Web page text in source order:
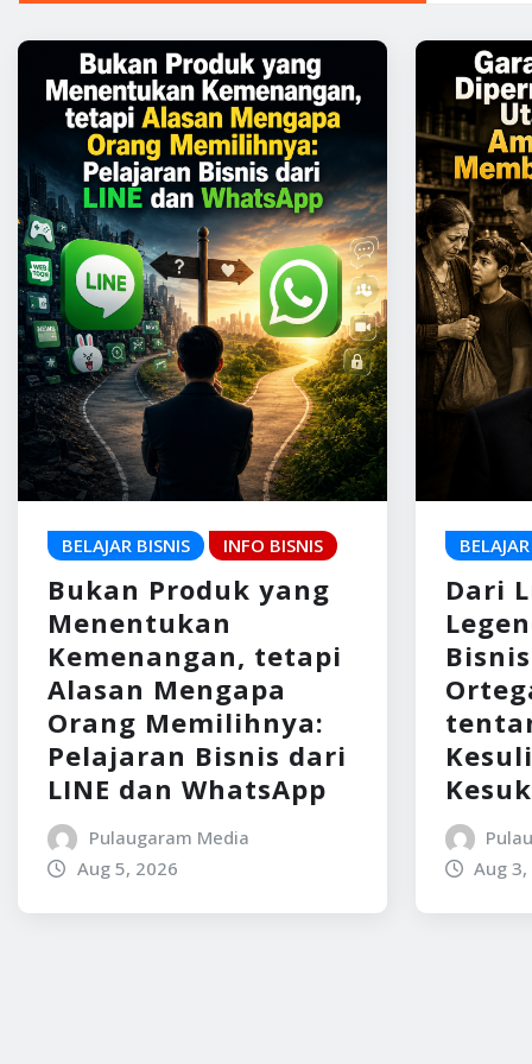
BELAJAR BISNIS INFO BISNIS
Bukan Produk yang
Menentukan
Kemenangan, tetapi
Alasan Mengapa
Orang Memilihnya:
Pelajaran Bisnis dari
LINE dan WhatsApp
Pulaugaram Media
Aug 5, 2026
Dari
Aug